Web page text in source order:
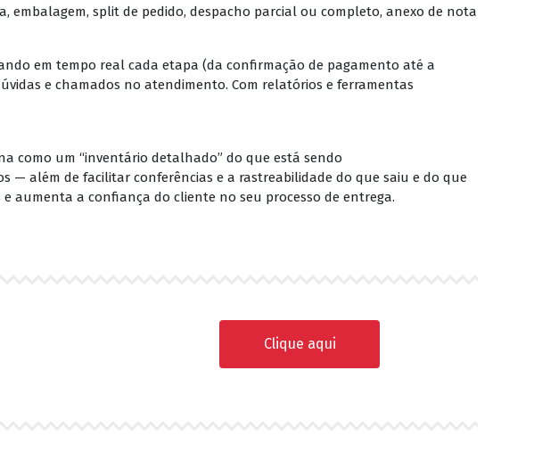
embalagem, split de pedido, despacho parcial ou completo, anexo de nota
em tempo real cada etapa (da confirmação de pagamento até a
e chamados no atendimento. Com relatórios e ferramentas
como um “inventário detalhado” do que está sendo
— além de facilitar conferências e a rastreabilidade do que saiu e do que
aumenta a confiança do cliente no seu processo de entrega.
Clique aqui